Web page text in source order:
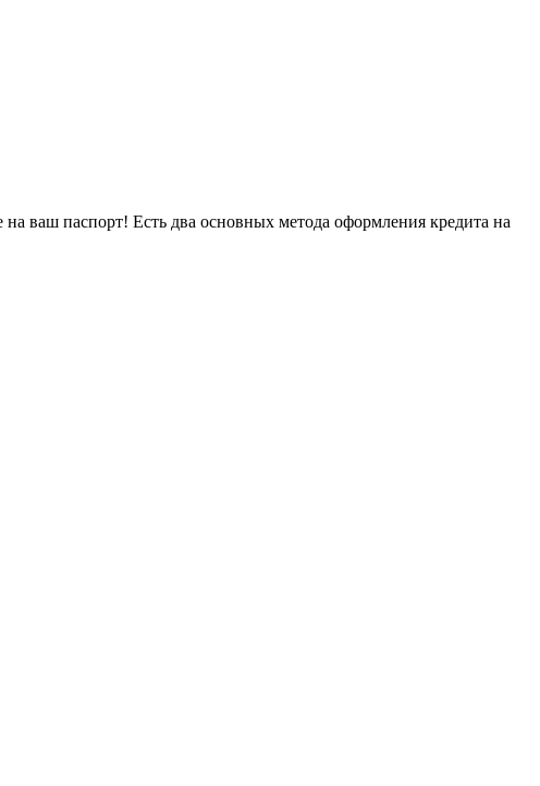
ваш паспорт! Есть два основных метода оформления кредита на